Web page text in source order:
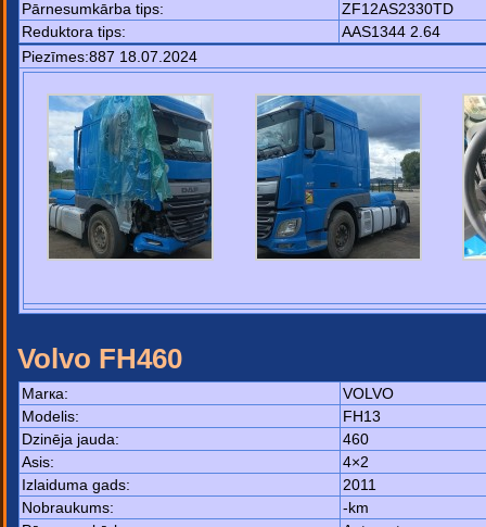
Pārnesumkārba tips:
ZF12AS2330TD
Reduktora tips:
AAS1344 2.64
Piezīmes:887 18.07.2024
Volvo FH460
Маrка:
VOLVO
Моdelis:
FH13
Dzinēja jauda:
460
Asis:
4×2
Izlaiduma gads:
2011
Nobraukums:
-km